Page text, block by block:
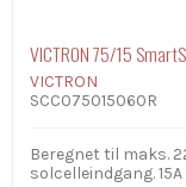
VICTRON 75/15
VICTRON
SCC075015060R
Beregnet til maks.
solcelleindgang.